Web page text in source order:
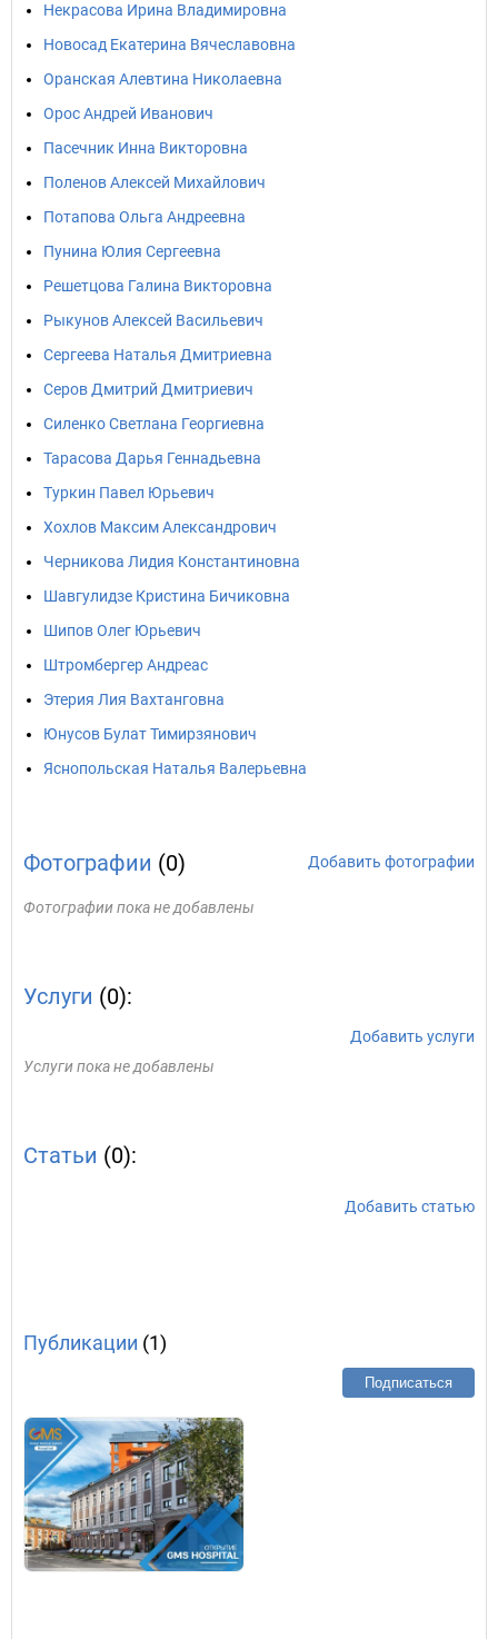
Некрасова Ирина Владимировна
Новосад Екатерина Вячеславовна
Оранская Алевтина Николаевна
Орос Андрей Иванович
Пасечник Инна Викторовна
Поленов Алексей Михайлович
Потапова Ольга Андреевна
Пунина Юлия Сергеевна
Решетцова Галина Викторовна
Рыкунов Алексей Васильевич
Сергеева Наталья Дмитриевна
Серов Дмитрий Дмитриевич
Силенко Светлана Георгиевна
Тарасова Дарья Геннадьевна
Туркин Павел Юрьевич
Хохлов Максим Александрович
Черникова Лидия Константиновна
Шавгулидзе Кристина Бичиковна
Шипов Олег Юрьевич
Штромбергер Андреас
Этерия Лия Вахтанговна
Юнусов Булат Тимирзянович
Яснопольская Наталья Валерьевна
Фотографии (0) Добавить фотографии
Фотографии пока не добавлены
Услуги (0):
Добавить услуги
Услуги пока не добавлены
Статьи (0):
Добавить статью
Публикации (1)
Подписаться